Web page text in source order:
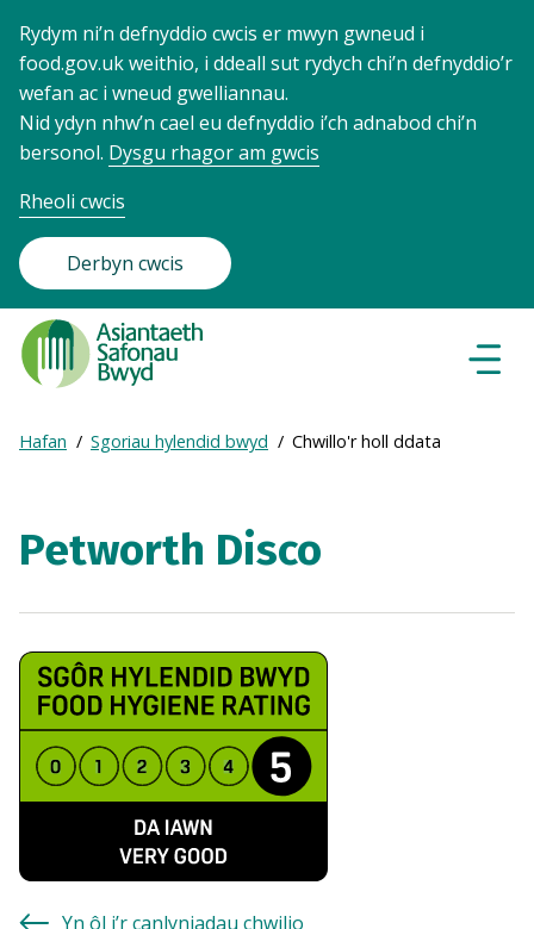
Rydym ni’n defnyddio cwcis er mwyn gwneud i
food.gov.uk weithio, i ddeall sut rydych chi’n defnyddio’r
wefan ac i wneud gwelliannau.
Nid ydyn nhw’n cael eu defnyddio i’ch adnabod chi’n
bersonol. Dysgu rhagor am gwcis
Rheoli cwcis
Derbyn cwcis
Food
Standards
Agency
Frontpage
Breadcrumb
Expand
breadcrumb
Hafan Sgoriau hylendid bwyd Chwillo'r holl ddata
Petworth Disco
Yn ôl i’r canlyniadau chwilio